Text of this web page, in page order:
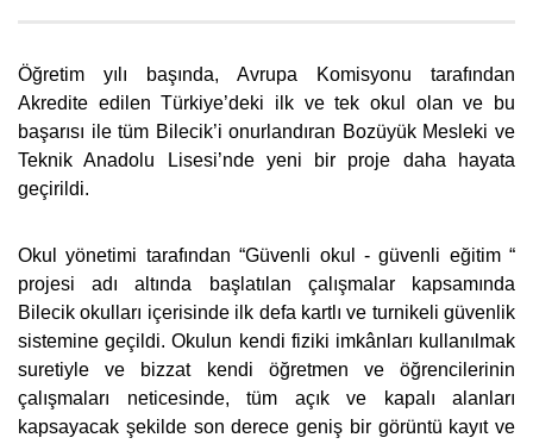
Öğretim yılı başında, Avrupa Komisyonu tarafından
Akredite edilen Türkiye’deki ilk ve tek okul olan ve bu
başarısı ile tüm Bilecik’i onurlandıran Bozüyük Mesleki ve
Teknik Anadolu Lisesi’nde yeni bir proje daha hayata
geçirildi.
Okul yönetimi tarafından “Güvenli okul - güvenli eğitim “
projesi adı altında başlatılan çalışmalar kapsamında
Bilecik okulları içerisinde ilk defa kartlı ve turnikeli güvenlik
sistemine geçildi. Okulun kendi fiziki imkânları kullanılmak
suretiyle ve bizzat kendi öğretmen ve öğrencilerinin
çalışmaları neticesinde, tüm açık ve kapalı alanları
kapsayacak şekilde son derece geniş bir görüntü kayıt ve